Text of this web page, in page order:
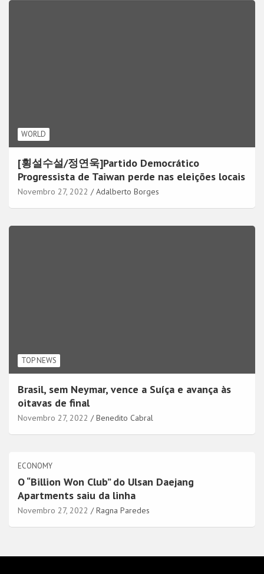
WORLD
[횡설수설/정연욱]Partido Democrático
Progressista de Taiwan perde nas eleições locais
Novembro 27, 2022 Adalberto Borges
TOP NEWS
Brasil, sem Neymar, vence a Suíça e avança às
oitavas de final
Novembro 27, 2022 Benedito Cabral
ECONOMY
O “Billion Won Club” do Ulsan Daejang
Apartments saiu da linha
Novembro 27, 2022 Ragna Paredes